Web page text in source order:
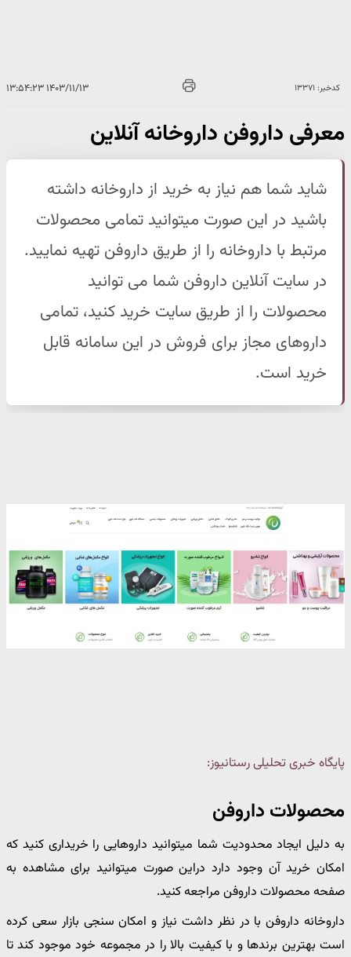
کدخبر: ۱۳۳۷۱ ۱۴۰۳/۱۱/۱۳ ۱۳:۵۴:۲۳
معرفی داروفن داروخانه آنلاین
شاید شما هم نیاز به خرید از داروخانه داشته
باشید در این صورت میتوانید تمامی محصولات
مرتبط با داروخانه را از طریق داروفن تهیه نمایید.
در سایت آنلاین داروفن شما می توانید
محصولات را از طریق سایت خرید کنید، تمامی
داروهای مجاز برای فروش در این سامانه قابل
خرید است.
پایگاه خبری تحلیلی رستانیوز:
محصولات داروفن
به دلیل ایجاد محدودیت شما میتوانید داروهایی را خریداری کنید که
امکان خرید آن وجود دارد دراین صورت میتوانید برای مشاهده به
صفحه محصولات داروفن مراجعه کنید.
داروخانه داروفن با در نظر داشت نیاز و امکان سنجی بازار سعی کرده
است بهترین برندها و با کیفیت بالا را در مجموعه خود موجود کند تا